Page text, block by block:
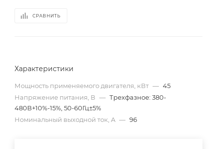
СРАВНИТЬ
Характеристики
Мощность применяемого двигателя, кВт — 45
Напряжение питания, В — Трехфазное: 380-
480В+10%-15%, 50-60Гц±5%
Номинальный выходной ток, A — 96